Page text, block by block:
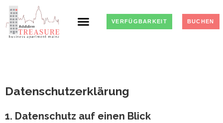
VERFÜGBARKEIT BUCHEN
Datenschutz­erklärung
1. Datenschutz auf einen Blick